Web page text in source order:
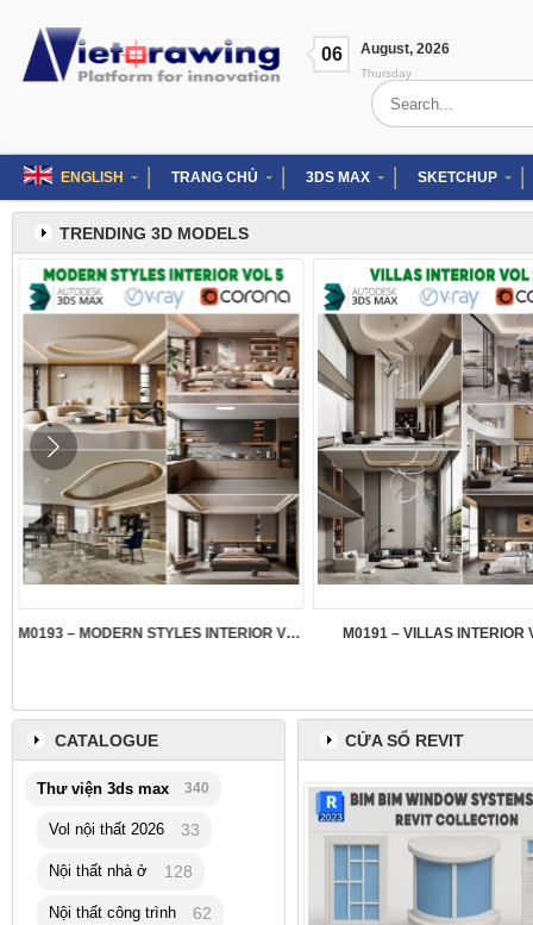
content
06 August, 2026
Thursday
Search
for:
ENGLISH TRANG CHỦ 3DS MAX SKETCHUP
TRENDING 3D MODELS
M0193 – MODERN STYLES INTERIOR VOL.5 M0191 – VILLAS INTERIOR
CỬA SỔ REVIT
CATALOGUE
Thư viện 3ds max 340
Vol nội thất 2026 33
Nội thất nhà ở 128
Nội thất công trình 62